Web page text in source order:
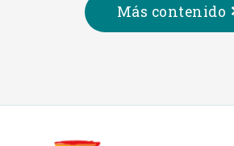
Más contenido